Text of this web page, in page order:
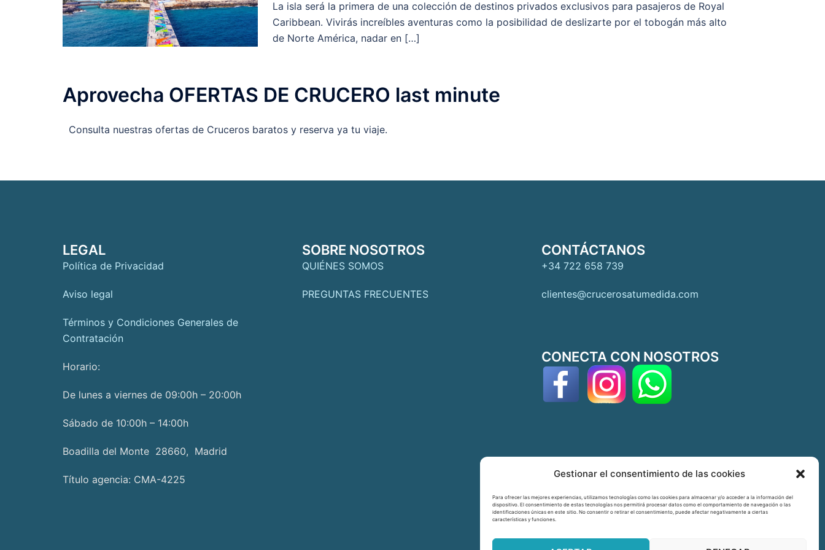
Gestionar el consentimiento de las cookies
Para ofrecer las mejores experiencias, utilizamos tecnologías como las cookies para almacenar y/o acceder a la información del
dispositivo. El consentimiento de estas tecnologías nos permitirá procesar datos como el comportamiento de navegación o las
identificaciones únicas en este sitio. No consentir o retirar el consentimiento, puede afectar negativamente a ciertas
características y funciones.
La isla será la primera de una colección de destinos privados exclusivos para pasajeros de Royal
Caribbean. Vivirás increíbles aventuras como la posibilidad de deslizarte por el tobogán más alto
de Norte América, nadar en […]
Aprovecha OFERTAS DE CRUCERO last minute
Consulta nuestras ofertas de Cruceros baratos y reserva ya tu viaje.
LEGAL
Política de Privacidad
Aviso legal
Términos y Condiciones Generales de
Contratación
Horario:
De lunes a viernes de 09:00h – 20:00h
Sábado de 10:00h – 14:00h
Boadilla del Monte 28660, Madrid
Título agencia: CMA-4225
SOBRE NOSOTROS
QUIÉNES SOMOS
PREGUNTAS FRECUENTES
CONTÁCTANOS
+34 722 658 739
clientes@crucerosatumedida.com
CONECTA CON NOSOTROS